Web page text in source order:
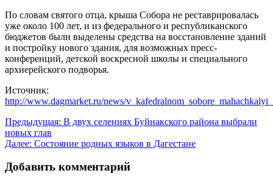
По словам святого отца, крыша Собора не реставрировалась
уже около 100 лет, и из федерального и республиканского
бюджетов были выделены средства на восстановление зданий
и постройку нового здания, для возможных пресс-
конференций, детской воскресной школы и специального
архиерейского подворья.
Источник:
http://www.dagmarket.ru/news/
Навигация
по
Предыдущая: В двух селениях Буйнакского района выбрали
новых глав
Далее: Состояние родных языков в Дагестане
Добавить комментарий